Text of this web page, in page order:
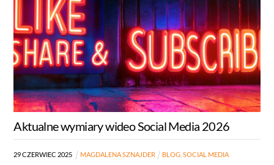
Aktualne wymiary wideo Social Media 2026
29CZERWIEC 2025 MAGDALENA SZNAJDER BLOG, SOCIAL MEDIA